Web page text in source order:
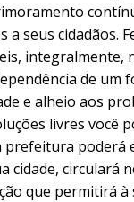
seus cidadãos.
integralmente,
de um
e alheio aos
livres você
prefeitura poderá
cidade, circulará
que permitirá à